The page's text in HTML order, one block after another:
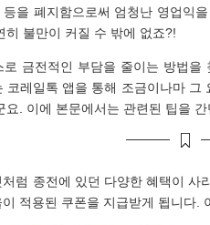
등을 폐지함으로써 엄청난 영업익
히 불만이 커질 수 밖에 없죠?!
로 금전적인 부담을 줄이는 방법
코레일톡 앱을 통해 조금이나마
요. 이에 본문에서는 관련된 팁을
럼 종전에 있던 다양한 혜택이 사
적용된 쿠폰을 지급받게 됩니다.